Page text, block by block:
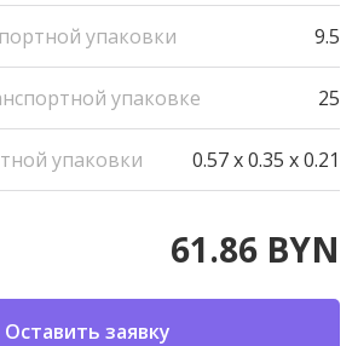
упаковки 9.5
упаковке 25
упаковки 0.57 x 0.35 x 0.21
61.86 BYN
Оставить заявку